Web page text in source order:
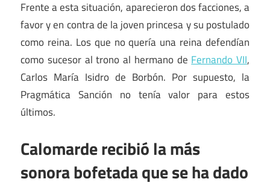
Frente a esta situación, aparecieron dos facciones, a
favor y en contra de la joven princesa y su postulado
como reina. Los que no quería una reina defendían
como sucesor al trono al hermano deFernando VII,
Carlos María Isidro de Borbón. Por supuesto, la
Pragmática Sanción no tenía valor para estos
últimos.
Calomarde recibió la más
sonora bofetada que se ha dado